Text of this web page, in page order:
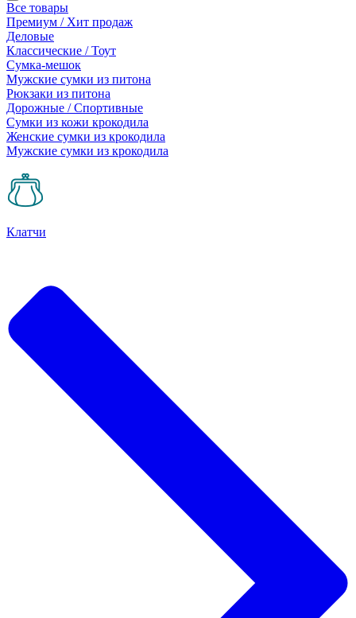
Все товары
Премиум / Хит продаж
Деловые
Классические / Тоут
Сумка-мешок
Мужские сумки из питона
Рюкзаки из питона
Дорожные / Спортивные
Сумки из кожи крокодила
Женские сумки из крокодила
Мужские сумки из крокодила
Клатчи